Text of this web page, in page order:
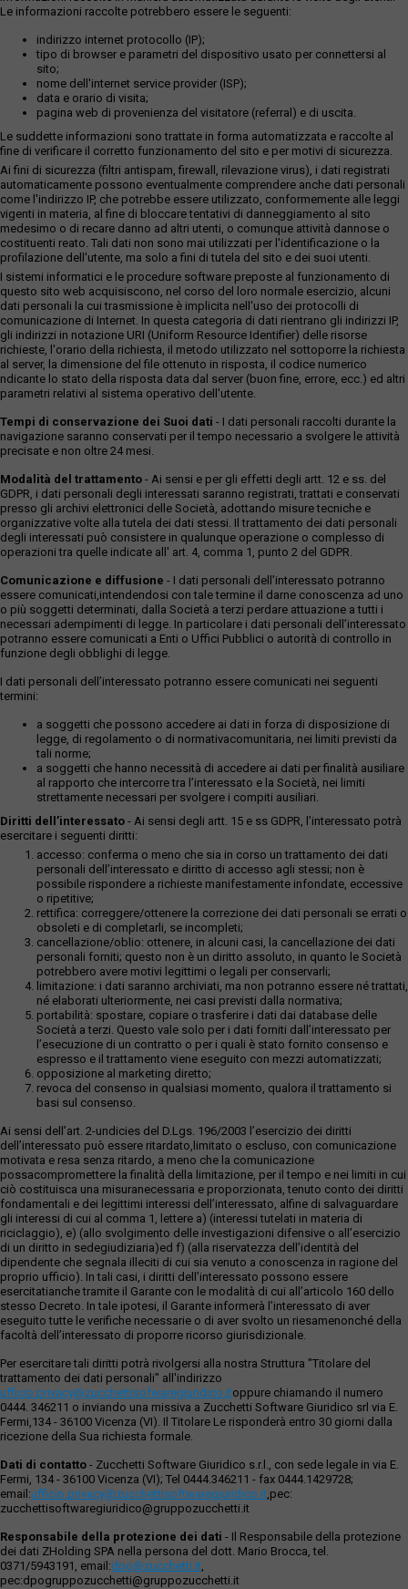
Le informazioni raccolte potrebbero essere le seguenti:
indirizzo internet protocollo (IP);
tipo di browser e parametri del dispositivo usato per connettersi al
sito;
nome dell'internet service provider (ISP);
data e orario di visita;
pagina web di provenienza del visitatore (referral) e di uscita.
Le suddette informazioni sono trattate in forma automatizzata e raccolte al
fine di verificare il corretto funzionamento del sito e per motivi di sicurezza.
Ai fini di sicurezza (filtri antispam, firewall, rilevazione virus), i dati registrati
automaticamente possono eventualmente comprendere anche dati personali
come l'indirizzo IP, che potrebbe essere utilizzato, conformemente alle leggi
vigenti in materia, al fine di bloccare tentativi di danneggiamento al sito
medesimo o di recare danno ad altri utenti, o comunque attività dannose o
costituenti reato. Tali dati non sono mai utilizzati per l'identificazione o la
profilazione dell'utente, ma solo a fini di tutela del sito e dei suoi utenti.
I sistemi informatici e le procedure software preposte al funzionamento di
questo sito web acquisiscono, nel corso del loro normale esercizio, alcuni
dati personali la cui trasmissione è implicita nell'uso dei protocolli di
comunicazione di Internet. In questa categoria di dati rientrano gli indirizzi IP,
gli indirizzi in notazione URI (Uniform Resource Identifier) delle risorse
richieste, l'orario della richiesta, il metodo utilizzato nel sottoporre la richiesta
al server, la dimensione del file ottenuto in risposta, il codice numerico
ndicante lo stato della risposta data dal server (buon fine, errore, ecc.) ed altri
parametri relativi al sistema operativo dell'utente.
Tempi di conservazione dei Suoi dati - I dati personali raccolti durante la
navigazione saranno conservati per il tempo necessario a svolgere le attività
precisate e non oltre 24 mesi.
Modalità del trattamento - Ai sensi e per gli effetti degli artt. 12 e ss. del
GDPR, i dati personali degli interessati saranno registrati, trattati e conservati
presso gli archivi elettronici delle Società, adottando misure tecniche e
organizzative volte alla tutela dei dati stessi. Il trattamento dei dati personali
degli interessati può consistere in qualunque operazione o complesso di
operazioni tra quelle indicate all' art. 4, comma 1, punto 2 del GDPR.
Comunicazione e diffusione - I dati personali dell’interessato potranno
essere comunicati,intendendosi con tale termine il darne conoscenza ad uno
o più soggetti determinati, dalla Società a terzi perdare attuazione a tutti i
necessari adempimenti di legge. In particolare i dati personali dell’interessato
potranno essere comunicati a Enti o Uffici Pubblici o autorità di controllo in
funzione degli obblighi di legge.
I dati personali dell’interessato potranno essere comunicati nei seguenti
termini:
a soggetti che possono accedere ai dati in forza di disposizione di
legge, di regolamento o di normativacomunitaria, nei limiti previsti da
tali norme;
a soggetti che hanno necessità di accedere ai dati per finalità ausiliare
al rapporto che intercorre tra l’interessato e la Società, nei limiti
strettamente necessari per svolgere i compiti ausiliari.
Diritti dell’interessato - Ai sensi degli artt. 15 e ss GDPR, l’interessato potrà
esercitare i seguenti diritti:
accesso: conferma o meno che sia in corso un trattamento dei dati
personali dell’interessato e diritto di accesso agli stessi; non è
possibile rispondere a richieste manifestamente infondate, eccessive
o ripetitive;
rettifica: correggere/ottenere la correzione dei dati personali se errati o
obsoleti e di completarli, se incompleti;
cancellazione/oblio: ottenere, in alcuni casi, la cancellazione dei dati
personali forniti; questo non è un diritto assoluto, in quanto le Società
potrebbero avere motivi legittimi o legali per conservarli;
limitazione: i dati saranno archiviati, ma non potranno essere né trattati,
né elaborati ulteriormente, nei casi previsti dalla normativa;
portabilità: spostare, copiare o trasferire i dati dai database delle
Società a terzi. Questo vale solo per i dati forniti dall’interessato per
l’esecuzione di un contratto o per i quali è stato fornito consenso e
espresso e il trattamento viene eseguito con mezzi automatizzati;
opposizione al marketing diretto;
revoca del consenso in qualsiasi momento, qualora il trattamento si
basi sul consenso.
Ai sensi dell’art. 2-undicies del D.Lgs. 196/2003 l’esercizio dei diritti
dell’interessato può essere ritardato,limitato o escluso, con comunicazione
motivata e resa senza ritardo, a meno che la comunicazione
possacompromettere la finalità della limitazione, per il tempo e nei limiti in cui
ciò costituisca una misuranecessaria e proporzionata, tenuto conto dei diritti
fondamentali e dei legittimi interessi dell’interessato, alfine di salvaguardare
gli interessi di cui al comma 1, lettere a) (interessi tutelati in materia di
riciclaggio), e) (allo svolgimento delle investigazioni difensive o all’esercizio
di un diritto in sedegiudiziaria)ed f) (alla riservatezza dell’identità del
dipendente che segnala illeciti di cui sia venuto a conoscenza in ragione del
proprio ufficio). In tali casi, i diritti dell’interessato possono essere
esercitatianche tramite il Garante con le modalità di cui all’articolo 160 dello
stesso Decreto. In tale ipotesi, il Garante informerà l’interessato di aver
eseguito tutte le verifiche necessarie o di aver svolto un riesamenonché della
facoltà dell’interessato di proporre ricorso giurisdizionale.
Per esercitare tali diritti potrà rivolgersi alla nostra Struttura "Titolare del
trattamento dei dati personali" all'indirizzo
ufficio.privacy@zucchettisofwaregiuridico.itoppure chiamando il numero
0444. 346211 o inviando una missiva a Zucchetti Software Giuridico srl via E.
Fermi,134 - 36100 Vicenza (VI). Il Titolare Le risponderà entro 30 giorni dalla
ricezione della Sua richiesta formale.
Dati di contatto - Zucchetti Software Giuridico s.r.l., con sede legale in via E.
Fermi, 134 - 36100 Vicenza (VI); Tel 0444.346211 - fax 0444.1429728;
email:ufficio.privacy@zucchettisoftwaregiuridico.it,pec:
zucchettisoftwaregiuridico@gruppozucchetti.it
Responsabile della protezione dei dati - Il Responsabile della protezione
dei dati ZHolding SPA nella persona del dott. Mario Brocca, tel.
0371/5943191, email:dpo@zucchetti.it,
pec:dpogruppozucchetti@gruppozucchetti.it